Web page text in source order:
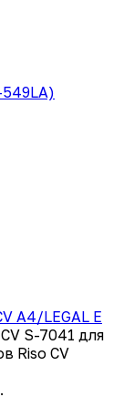
549LA)
A4/LEGAL E
S-7041 для
Riso CV